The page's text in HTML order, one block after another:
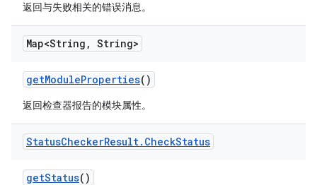
返回与失败相关的错误消息。
Map<String , String>
getModuleProperties()
返回检查器报告的模块属性。
StatusCheckerResult. CheckStatus
getStatus()